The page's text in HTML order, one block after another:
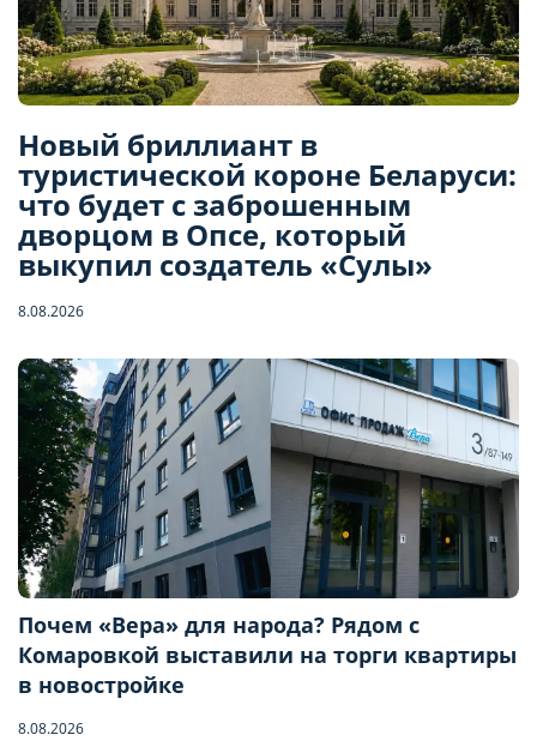
Новый бриллиант в
туристической короне Беларуси:
что будет с заброшенным
дворцом в Опсе, который
выкупил создатель «Сулы»
8.08.2026
Почем «Вера» для народа? Рядом с
Комаровкой выставили на торги квартиры
в новостройке
8.08.2026